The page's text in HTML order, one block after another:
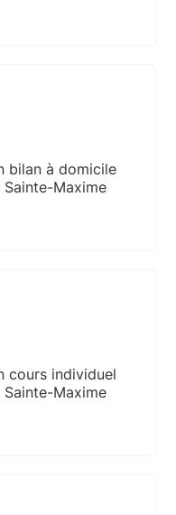
bilan à domicile
Maxime
cours individuel
Maxime